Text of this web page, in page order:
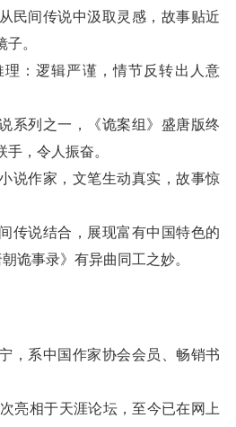
民间传说中汲取灵感，故事贴近
。
：逻辑严谨，情节反转出人意
系列之一，《诡案组》盛唐版终
，令人振奋。
说作家，文笔生动真实，故事惊
传说结合，展现富有中国特色的
诡事录》有异曲同工之妙。
，系中国作家协会会员、畅销书
亮相于天涯论坛，至今已在网上